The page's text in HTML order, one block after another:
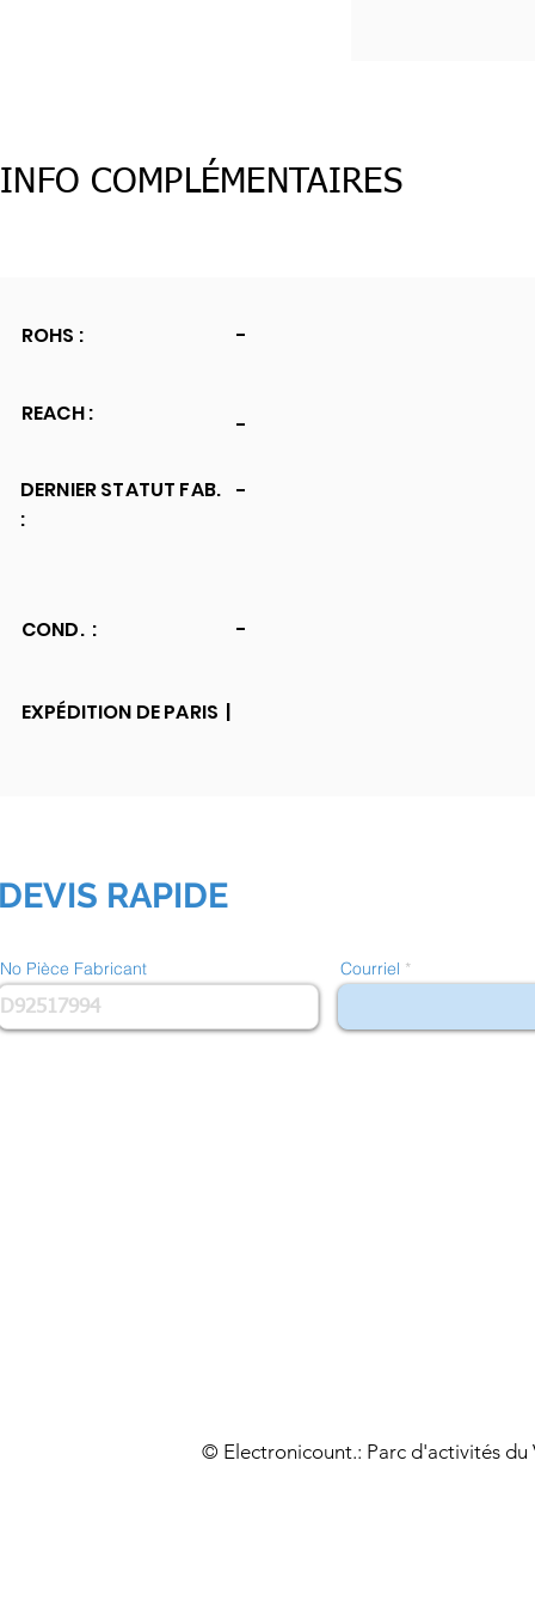
INFO COMPLÉMENTAIRES
ROHS : -
REACH :
DERNIER STATUT FAB.
:
-
-
COND. : -
EXPÉDITION DE PARIS |
RAPIDE
No Pièce Fabricant Courriel
© Electronicount.: Parc d'activités du